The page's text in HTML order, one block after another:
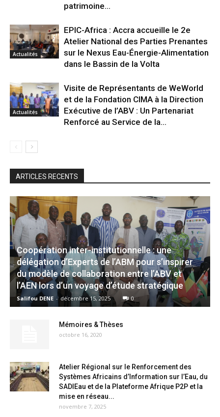
patrimoine...
Actualités
EPIC-Africa : Accra accueille le 2e
Atelier National des Parties Prenantes
sur le Nexus Eau-Énergie-Alimentation
dans le Bassin de la Volta
Actualités
Visite de Représentants de WeWorld
et de la Fondation CIMA à la Direction
Exécutive de l’ABV : Un Partenariat
Renforcé au Service de la...
ARTICLES RECENTS
Coopération inter-institutionnelle : une
délégation d’Experts de l’ABM pour s’inspirer
du modèle de collaboration entre l’ABV et
l’AEN lors d’un voyage d’étude stratégique
Salifou DENE - décembre 15, 2025 0
Mémoires & Thèses
octobre 16, 2020
Atelier Régional sur le Renforcement des
Systèmes Africains d’Information sur l’Eau, du
SADIEau et de la Plateforme Afrique P2P et la
mise en réseau...
novembre 7, 2025